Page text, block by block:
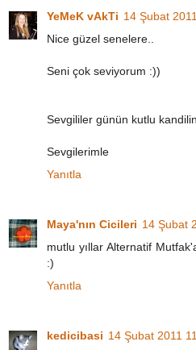
YeMeK vAkTi 14 Şubat
Nice güzel senelere..
Seni çok seviyorum :))
Sevgililer günün kutlu
Sevgilerimle
Yanıtla
Maya'nın Cicileri 14 Şubat
mutlu yıllar Alternatif
:)
Yanıtla
kedicibasi 14 Şubat 2011